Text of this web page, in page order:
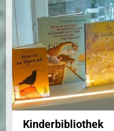
Kinderbibliothek